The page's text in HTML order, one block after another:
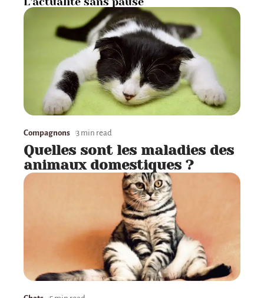
Compagnons 3 min read
Quelles sont les maladies des
animaux domestiques ?